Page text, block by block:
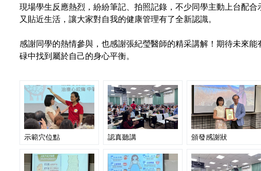
現場學生反應熱烈，紛紛筆記、拍照記錄，不少同學主動上台配
又貼近生活，讓大家對自我的健康管理有了全新認識。
感謝同學的熱情參與，也感謝張紀瑩醫師的精采講解！期待未來
碌中找到屬於自己的身心平衡。
示範穴位點 認真聽講 頒發感謝狀